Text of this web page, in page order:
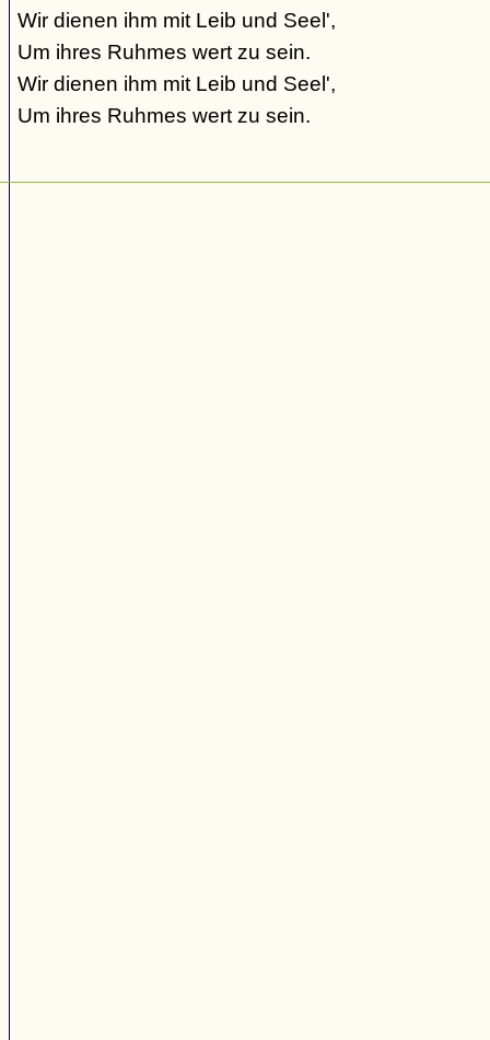
Wir dienen ihm mit Leib und Seel',
Um ihres Ruhmes wert zu sein.
Wir dienen ihm mit Leib und Seel',
Um ihres Ruhmes wert zu sein.